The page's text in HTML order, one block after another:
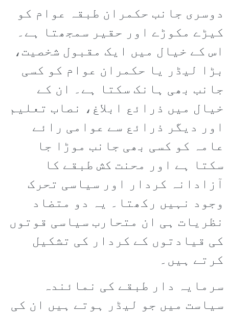
دوسری جانب حکمران طبقہ عوام کو
کیڑے مکوڑے اور حقیر سمجھتا ہے۔
اس کے خیال میں ایک مقبول شخصیت،
بڑا لیڈر یا حکمران عوام کو کسی
جانب بھی ہانک سکتا ہے۔ ان کے
خیال میں ذرائع ابلاغ، نصاب تعلیم
اور دیگر ذرائع سے عوامی رائے
عامہ کو کسی بھی جانب موڑا جا
سکتا ہے اور محنت کش طبقے کا
آزادانہ کردار اور سیاسی تحرک
وجود نہیں رکھتا۔ یہ دو متضاد
نظریات ہی ان متحارب سیاسی قوتوں
کی قیادتوں کے کردار کی تشکیل
کرتے ہیں۔
سرمایہ دار طبقے کی نمائندہ
سیاست میں جو لیڈر ہوتے ہیں ان کی